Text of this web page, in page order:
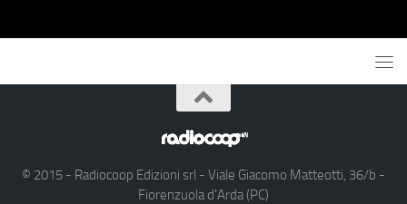
© 2015 - Radiocoop Edizioni srl - Viale Giacomo Matteotti, 36/b -
Fiorenzuola d'Arda (PC)